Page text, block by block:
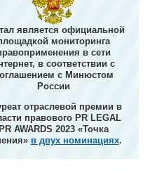
является официальной
мониторинга
в сети
в соответствии с
с Минюстом
России
отраслевой премии в
правового PR LEGAL
PR AWARDS 2023 «Точка
в двух номинациях.